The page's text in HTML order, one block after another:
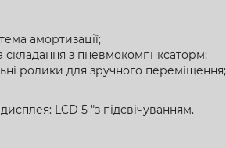
амортизації;
складання з пневмокомпнксаторм;
ролики для зручного переміщення;
LCD 5 "з підсвічуванням.